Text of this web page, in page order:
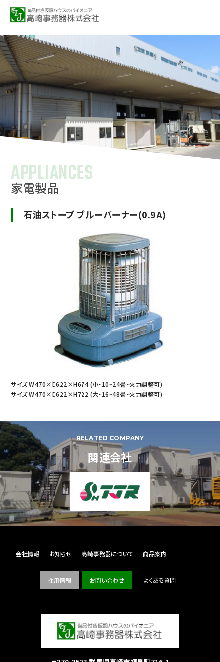
APPLIANCES
家電製品
石油ストーブ ブルーバーナー(0.9A)
サイズ W470×D622×H674 (小・10~24畳・火力調整可)
サイズ W470×D622×H722 (大・16~48畳・火力調整可)
RELATED COMPANY
関連会社
会社情報 お知らせ 高崎事務器について 商品案内
採用情報 お問い合わせ よくある質問